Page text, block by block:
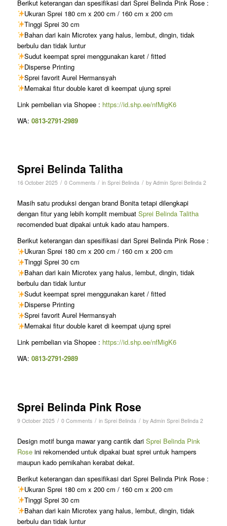
Berikut keterangan dan spesifikasi dari Sprei Belinda Pink Rose :
Ukuran Sprei 180 cm x 200 cm / 160 cm x 200 cm
Tinggi Sprei 30 cm
Bahan dari kain Microtex yang halus, lembut, dingin, tidak
berbulu dan tidak luntur
Sudut keempat sprei menggunakan karet / fitted
Disperse Printing
Sprei favorit Aurel Hermansyah
Memakai fitur double karet di keempat ujung sprei
Link pembelian via Shopee : https://id.shp.ee/nfMigK6
WA: 0813-2791-2989
Sprei Belinda Talitha
16 October 2025 / 0 Comments / in Sprei Belinda / by Admin Sprei Belinda 2
Masih satu produksi dengan brand Bonita tetapi dilengkapi
dengan fitur yang lebih komplit membuat Sprei Belinda Talitha
recomended buat dipakai untuk kado atau hampers.
Berikut keterangan dan spesifikasi dari Sprei Belinda Pink Rose :
Ukuran Sprei 180 cm x 200 cm / 160 cm x 200 cm
Tinggi Sprei 30 cm
Bahan dari kain Microtex yang halus, lembut, dingin, tidak
berbulu dan tidak luntur
Sudut keempat sprei menggunakan karet / fitted
Disperse Printing
Sprei favorit Aurel Hermansyah
Memakai fitur double karet di keempat ujung sprei
Link pembelian via Shopee : https://id.shp.ee/nfMigK6
WA: 0813-2791-2989
Sprei Belinda Pink Rose
9 October 2025 / 0 Comments / in Sprei Belinda / by Admin Sprei Belinda 2
Design motif bunga mawar yang cantik dari Sprei Belinda Pink
Roseini rekomended untuk dipakai buat sprei untuk hampers
maupun kado pernikahan kerabat dekat.
Berikut keterangan dan spesifikasi dari Sprei Belinda Pink Rose :
Ukuran Sprei 180 cm x 200 cm / 160 cm x 200 cm
Tinggi Sprei 30 cm
Bahan dari kain Microtex yang halus, lembut, dingin, tidak
berbulu dan tidak luntur